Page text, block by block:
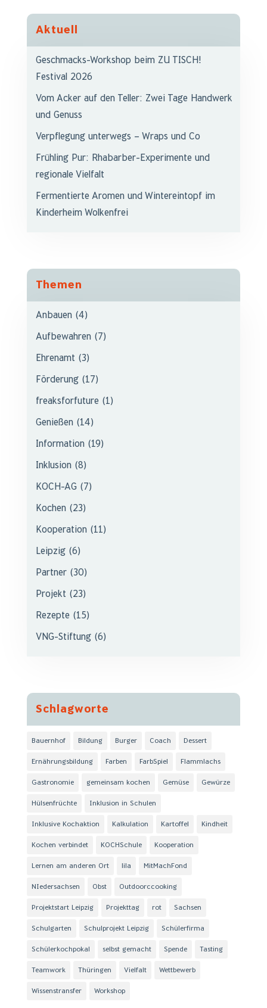
Aktuell
Geschmacks-Workshop beim ZU TISCH!
Festival 2026
Vom Acker auf den Teller: Zwei Tage Handwerk
und Genuss
Verpflegung unterwegs – Wraps und Co
Frühling Pur: Rhabarber-Experimente und
regionale Vielfalt
Fermentierte Aromen und Wintereintopf im
Kinderheim Wolkenfrei
Themen
Anbauen(4)
Aufbewahren(7)
Ehrenamt (3)
Förderung(17)
freaksforfuture(1)
Genießen(14)
Information(19)
Inklusion(8)
KOCH-AG(7)
Kochen(23)
Kooperation(11)
Leipzig(6)
Partner(30)
Projekt (23)
Rezepte(15)
VNG-Stiftung(6)
Schlagworte
Bauernhof Bildung Burger Coach Dessert
Ernährungsbildung Farben FarbSpiel Flammlachs
Gastronomie gemeinsam kochen Gemüse Gewürze
Hülsenfrüchte Inklusion in Schulen
Inklusive Kochaktion Kalkulation Kartoffel Kindheit
Kochen verbindet KOCHSchule Kooperation
Lernen am anderen Ort lila MitMachFond
NIedersachsen Obst Outdoorccooking
Projektstart Leipzig Projekttag rot Sachsen
Schulgarten Schulprojekt Leipzig Schülerfirma
Schülerkochpokal selbst gemacht Spende Tasting
Teamwork Thüringen Vielfalt Wettbewerb
Wissenstransfer Workshop